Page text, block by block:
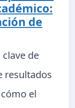
de
de
resultados
el